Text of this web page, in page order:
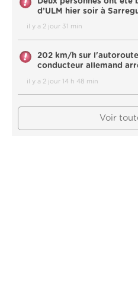
d’ULM hier soir à
il y a 2 jour 31 min
202 km/h sur
conducteur allemand
il y a 2 jour 14 h 48 min
Voir